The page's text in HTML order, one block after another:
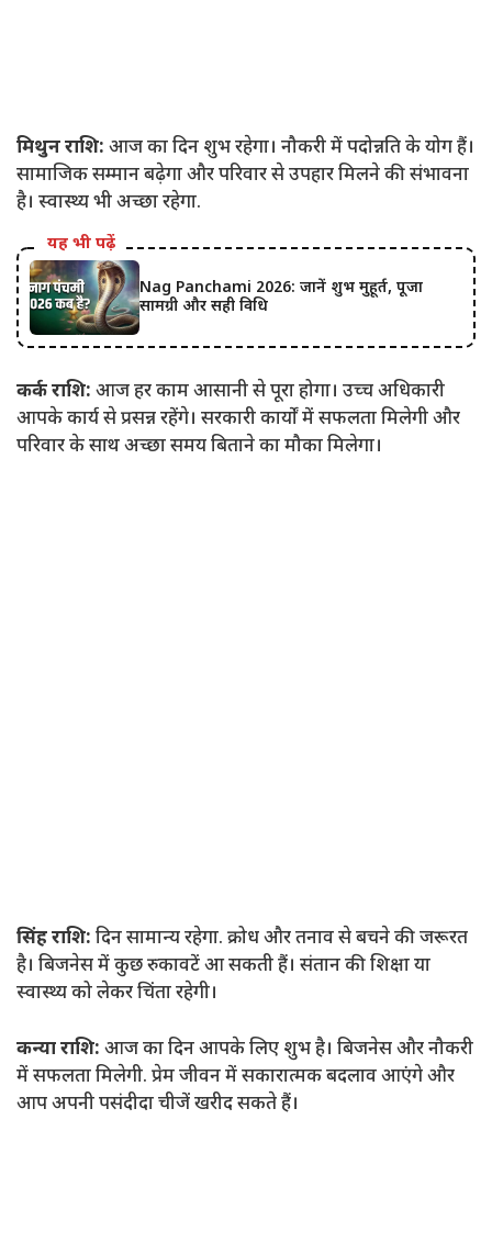
मिथुन राशि: आज का दिन शुभ रहेगा। नौकरी में पदोन्नति के योग हैं।
सामाजिक सम्मान बढ़ेगा और परिवार से उपहार मिलने की संभावना
है। स्वास्थ्य भी अच्छा रहेगा.
यह भी पढ़ें
Nag Panchami 2026: जानें शुभ मुहूर्त, पूजा
सामग्री और सही विधि
कर्क राशि: आज हर काम आसानी से पूरा होगा। उच्च अधिकारी
आपके कार्य से प्रसन्न रहेंगे। सरकारी कार्यों में सफलता मिलेगी और
परिवार के साथ अच्छा समय बिताने का मौका मिलेगा।
सिंह राशि: दिन सामान्य रहेगा. क्रोध और तनाव से बचने की जरूरत
है। बिजनेस में कुछ रुकावटें आ सकती हैं। संतान की शिक्षा या
स्वास्थ्य को लेकर चिंता रहेगी।
कन्या राशि: आज का दिन आपके लिए शुभ है। बिजनेस और नौकरी
में सफलता मिलेगी. प्रेम जीवन में सकारात्मक बदलाव आएंगे और
आप अपनी पसंदीदा चीजें खरीद सकते हैं।